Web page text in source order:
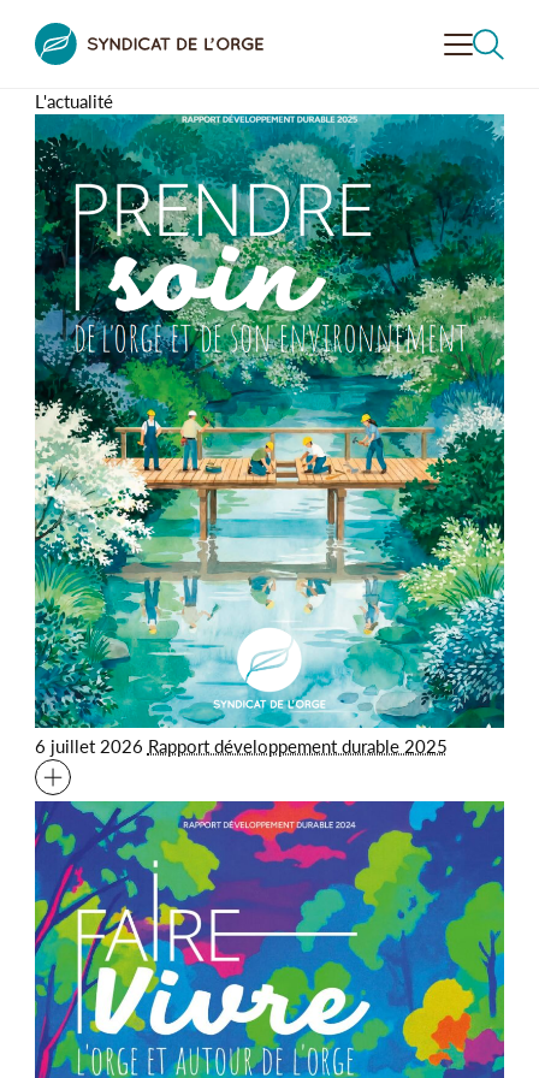
VALORISERLA VALLÉE
CONTRÔLERL'ASSAINISSEMENT
PRÉVENIR LE RISQUEINONDATION
DÉCOUVRIRLA VALLÉE
SENSIBILISERÀ L’ENVIRONNEMENT
LE SYNDICATDE L’ORGE
RECHERCHER
L'actualité
6 juillet 2026 Rapport développement durable 2025